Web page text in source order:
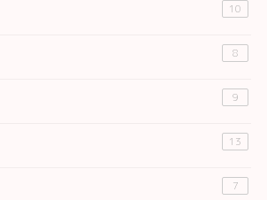
10
8
9
13
7